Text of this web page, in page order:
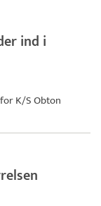
ind i
K/S Obton